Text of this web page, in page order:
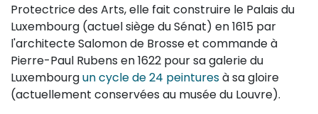
Protectrice des Arts, elle fait construire le Palais du
Luxembourg (actuel siège du Sénat) en 1615 par
l'architecte Salomon de Brosse et commande à
Pierre-Paul Rubens en 1622 pour sa galerie du
Luxembourgun cycle de 24 peinturesà sa gloire
(actuellement conservées au musée du Louvre).